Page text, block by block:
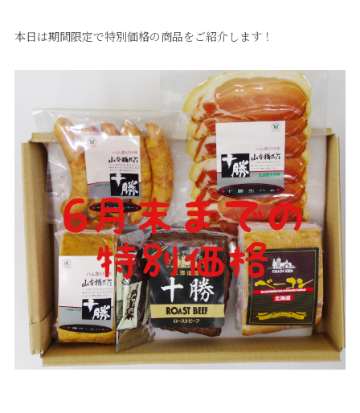
本日は期間限定で特別価格の商品をご紹介します！